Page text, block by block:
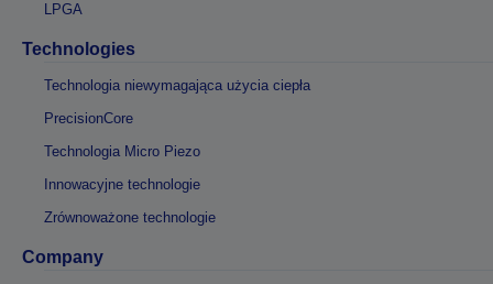
LPGA
Technologies
Technologia niewymagająca użycia ciepła
PrecisionCore
Technologia Micro Piezo
Innowacyjne technologie
Zrównoważone technologie
Company